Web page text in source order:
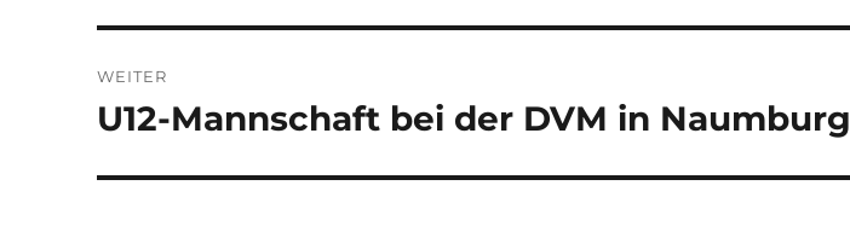
WEITER
Nächster
U12-Mannschaft bei der DVM in Naumburg